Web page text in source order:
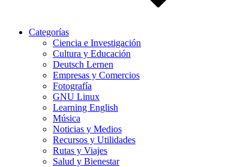
Categorías
Ciencia e Investigación
Cultura y Educación
Deutsch Lernen
Empresas y Comercios
Fotografía
GNU Linux
Learning English
Música
Noticias y Medios
Recursos y Utilidades
Rutas y Viajes
Salud y Bienestar